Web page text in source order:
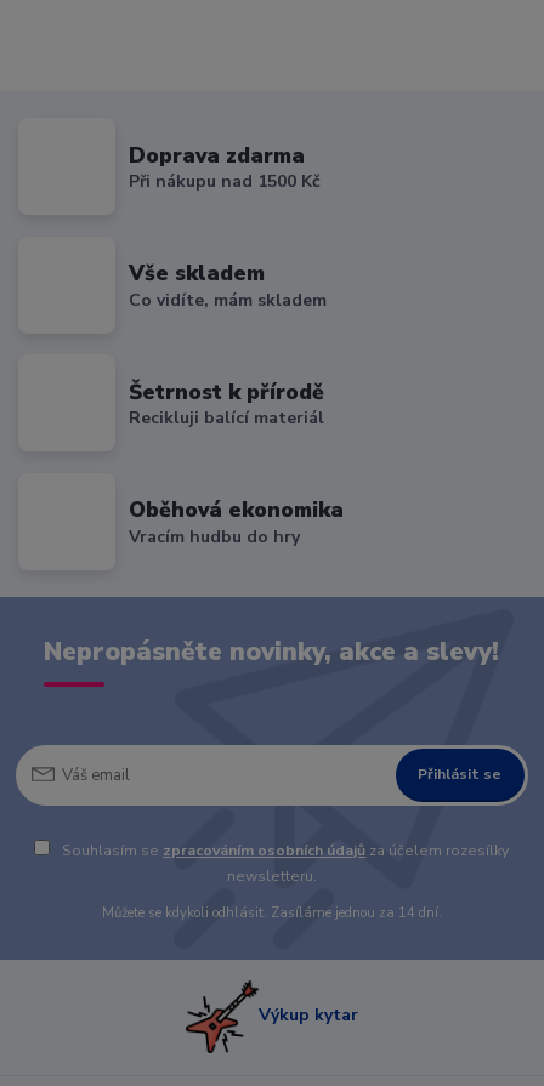
Doprava zdarma
Při nákupu nad 1500 Kč
Vše skladem
Co vidíte, mám skladem
Šetrnost k přírodě
Recikluji balící materiál
Oběhová ekonomika
Vracím hudbu do hry
Nepropásněte novinky, akce a slevy!
Přihlásit se
Souhlasím se zpracováním osobních údajů za účelem rozesílky
newsletteru.
Můžete se kdykoli odhlásit. Zasíláme jednou za 14 dní.
Výkup kytar